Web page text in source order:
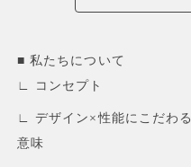
私たちについて
コンセプト
デザイン×性能にこだわる
意味